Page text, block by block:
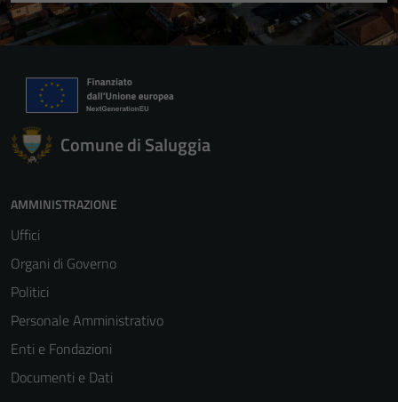
Comune di Saluggia
AMMINISTRAZIONE
Uffici
Organi di Governo
Politici
Personale Amministrativo
Enti e Fondazioni
Documenti e Dati